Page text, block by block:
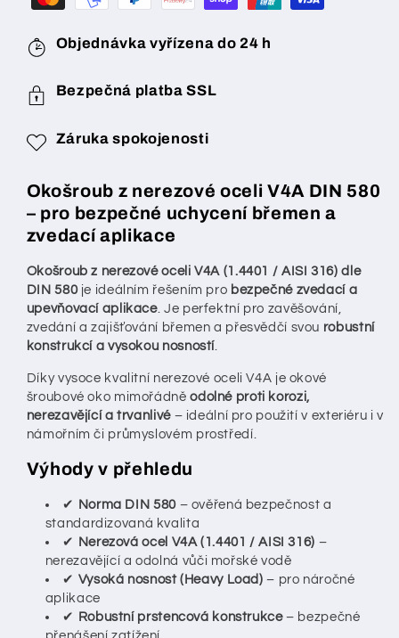
1.4401
1.4401
Objednávka vyřízena do 24 h
Bezpečná platba SSL
Záruka spokojenosti
Okošroub z nerezové oceli V4A DIN 580
– pro bezpečné uchycení břemen a
zvedací aplikace
Okošroub z nerezové oceli V4A (1.4401 / AISI 316) dle
DIN 580je ideálním řešením pro bezpečné zvedací a
upevňovací aplikace. Je perfektní pro zavěšování,
zvedání a zajišťování břemen a přesvědčí svou robustní
konstrukcí a vysokou nosností
Díky vysoce kvalitní nerezové oceli V4A je okové
šroubové oko mimořádněodolné proti korozi,
nerezavějící a trvanlivé– ideální pro použití v exteriéru i v
námořním či průmyslovém prostředí.
Výhody v přehledu
✔ Norma DIN 580– ověřená bezpečnost a
standardizovaná kvalita
✔
Nerezová ocel V4A (1.4401 / AISI 316) –
nerezavějící a odolná vůči mořské vodě
✔ Vysoká nosnost (Heavy Load) – pro náročné
aplikace
✔
Robustní prstencová konstrukce– bezpečné